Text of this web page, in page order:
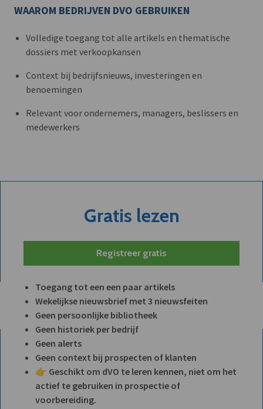
WAAROM BEDRIJVEN DVO GEBRUIKEN
Volledige toegang tot alle artikels en thematische
dossiers met verkoopkansen
Context bij bedrijfsnieuws, investeringen en
benoemingen
Relevant voor ondernemers, managers, beslissers en
medewerkers
Gratis lezen
Registreer gratis
Toegang tot een een paar artikels
Wekelijkse nieuwsbrief met 3 nieuwsfeiten
Geen persoonlijke bibliotheek
Geen historiek per bedrijf
Geen alerts
Geen context bij prospecten of klanten
👉 Geschikt om dVO te leren kennen, niet om het
actief te gebruiken in prospectie of
voorbereiding.